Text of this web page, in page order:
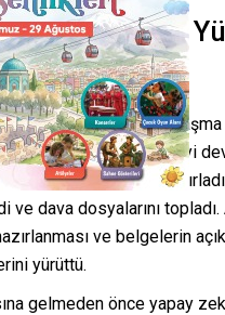
ile Hazırlık ve
mahkeme öncesi uzlaşma
alamayınca Garfield AI’yi
öncesi yazışmaları
dava dosyalarını topladı.
ve belgelerin
yürüttü.
gelmeden önce yapay